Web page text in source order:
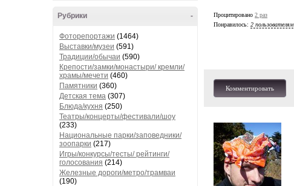
-
Рубрики
Фоторепортажи (1464)
Выставки/музеи (591)
Традиции/обычаи (590)
Крепости/замки/монастыри/ кремли/
храмы/мечети (460)
Памятники (360)
Детская тема (307)
Блюда/кухня (250)
Театры/концерты/фестивали/шоу
(233)
Национальные парки/заповедники/
зоопарки (217)
Игры/конкурсы/тесты/ рейтинги/
голосования (214)
Железные дороги/метро/трамваи
(190)
Процитировано 2 раз
Понравилось: 2 пользователям
Комментировать